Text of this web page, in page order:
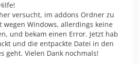
versucht, im addons Ordner zu
Windows, allerdings keine
und bekam einen Error. Jetzt hab
und die entpackte Datei in den
geht. Vielen Dank nochmals!